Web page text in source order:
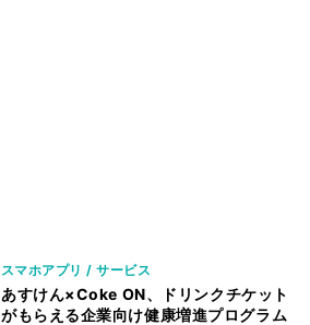
スマホアプリ / サービス
あすけん×Coke ON、ドリンクチケット
がもらえる企業向け健康増進プログラム